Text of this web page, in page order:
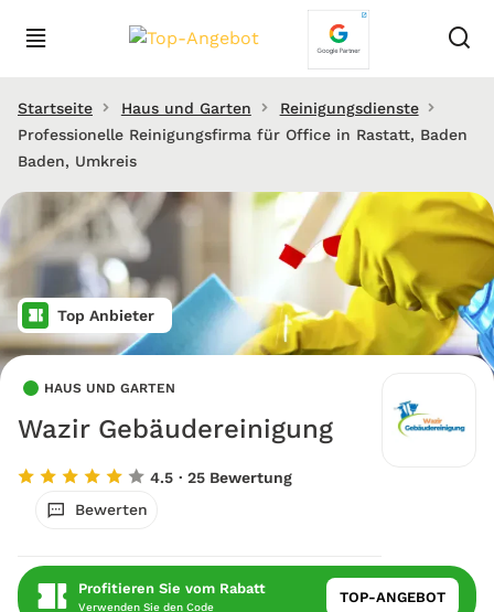
Startseite Haus und Garten
Reinigungsdienste
Professionelle Reinigungsfirma für Office in Rastatt, Baden
Baden, Umkreis
Top Anbieter
HAUS UND GARTEN
Wazir Gebäudereinigung
4.5 · 25 Bewertung
Bewerten
Profitieren Sie vom Rabatt
Verwenden Sie den Code
TOP-ANGEBOT